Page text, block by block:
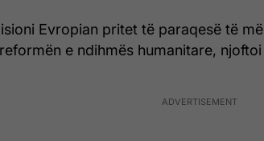
Evropian pritet të paraqesë të
e ndihmës humanitare,